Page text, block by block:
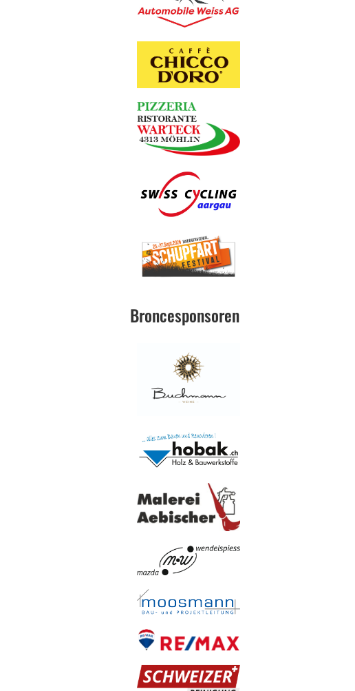
Broncesponsoren